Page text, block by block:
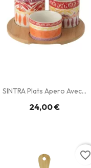
SINTRA Plats Apero Avec...
24,00 €
favorite_border